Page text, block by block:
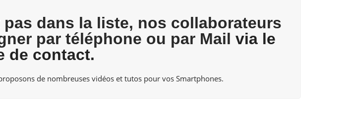
dans la liste, nos collaborateurs
par téléphone ou par Mail via le
de contact.
de nombreuses vidéos et tutos pour vos Smartphones.